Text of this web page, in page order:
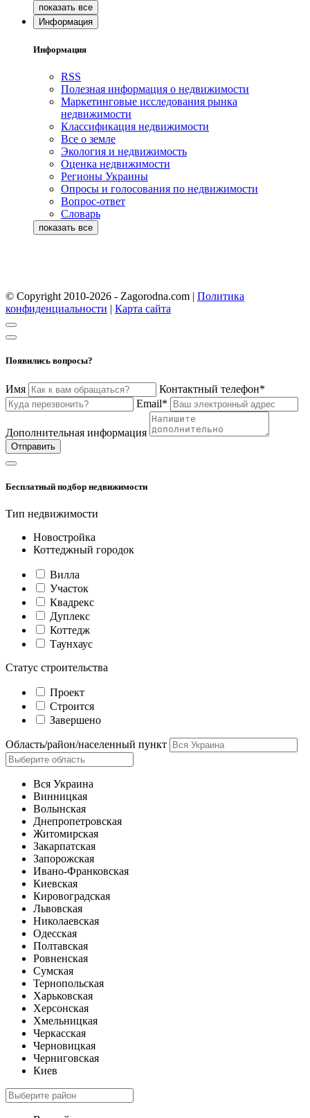
Информация
Информация
RSS
Полезная информация о недвижимости
Маркетинговые исследования рынка
недвижимости
Классификация недвижимости
Все о земле
Экология и недвижимость
Оценка недвижимости
Регионы Украины
Опросы и голосования по недвижимости
Вопрос-ответ
Словарь
© Copyright 2010-2026 - Zagorodna.com | Политика
конфиденциальности | Карта сайта
Появились вопросы?
Имя
Контактный телефон*
Email*
Дополнительная информация
Отправить
Бесплатный подбор недвижимости
Тип недвижимости
Новостройка
Коттеджный городок
Вилла
Участок
Квадрекс
Дуплекс
Коттедж
Таунхаус
Статус строительства
Проект
Строится
Завершено
Область/район/населенный пункт
Вся Украина
Винницкая
Волынская
Днепропетровская
Житомирская
Закарпатская
Запорожская
Ивано-Франковская
Киевская
Кировоградская
Львовская
Николаевская
Одесская
Полтавская
Ровненская
Сумская
Тернопольская
Харьковская
Херсонская
Хмельницкая
Черкасская
Черновицкая
Черниговская
Киев